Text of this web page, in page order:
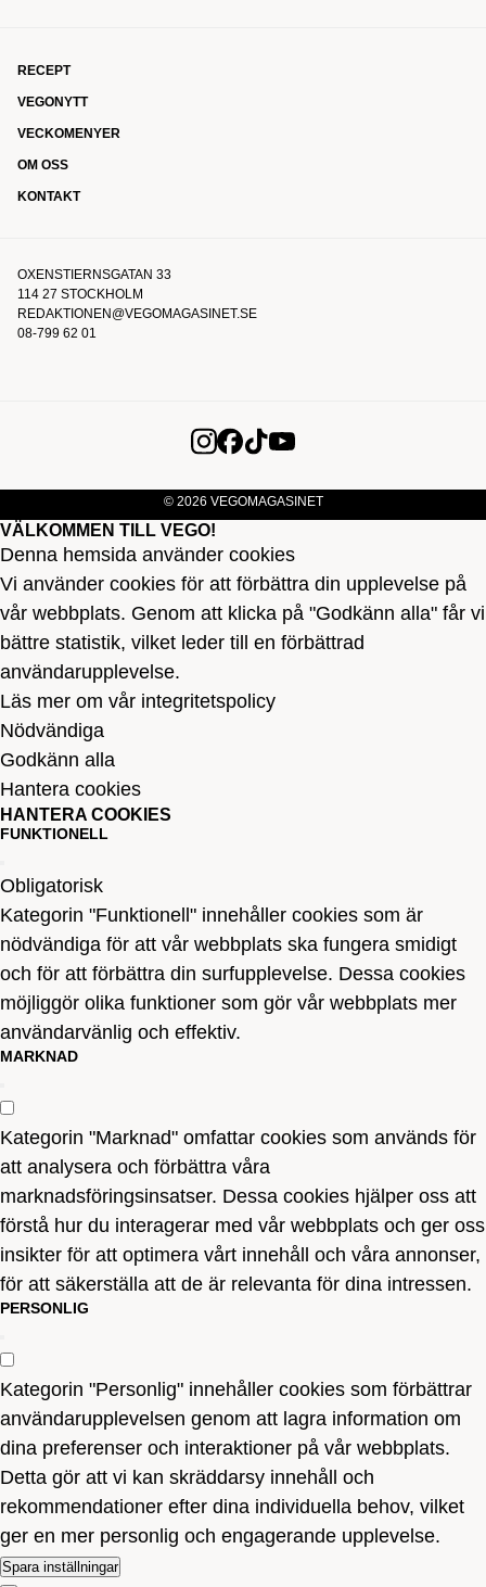
RECEPT
VEGONYTT
VECKOMENYER
OM OSS
KONTAKT
OXENSTIERNSGATAN 33
114 27 STOCKHOLM
REDAKTIONEN@VEGOMAGASINET.SE
08-799 62 01
© 2026 VEGOMAGASINET
VÄLKOMMEN TILL VEGO!
Denna hemsida använder cookies
Vi använder cookies för att förbättra din upplevelse på
vår webbplats. Genom att klicka på "Godkänn alla" får vi
bättre statistik, vilket leder till en förbättrad
användarupplevelse.
Läs mer om vår integritetspolicy
Nödvändiga
Godkänn alla
Hantera cookies
HANTERA COOKIES
FUNKTIONELL
Obligatorisk
Kategorin "Funktionell" innehåller cookies som är
nödvändiga för att vår webbplats ska fungera smidigt
och för att förbättra din surfupplevelse. Dessa cookies
möjliggör olika funktioner som gör vår webbplats mer
användarvänlig och effektiv.
MARKNAD
Kategorin "Marknad" omfattar cookies som används för
att analysera och förbättra våra
marknadsföringsinsatser. Dessa cookies hjälper oss att
förstå hur du interagerar med vår webbplats och ger oss
insikter för att optimera vårt innehåll och våra annonser,
för att säkerställa att de är relevanta för dina intressen.
PERSONLIG
Kategorin "Personlig" innehåller cookies som förbättrar
användarupplevelsen genom att lagra information om
dina preferenser och interaktioner på vår webbplats.
Detta gör att vi kan skräddarsy innehåll och
rekommendationer efter dina individuella behov, vilket
ger en mer personlig och engagerande upplevelse.
Spara inställningar